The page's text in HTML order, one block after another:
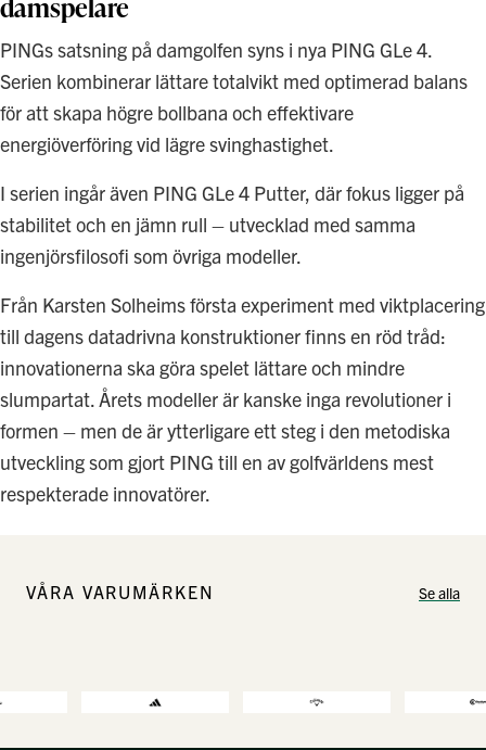
PINGs satsning på damgolfen syns i nya PING GLe 4.
Serien kombinerar lättare totalvikt med optimerad balans
för att skapa högre bollbana och effektivare
energiöverföring vid lägre svinghastighet.
I serien ingår även PING GLe 4 Putter, där fokus ligger på
stabilitet och en jämn rull – utvecklad med samma
ingenjörsfilosofi som övriga modeller.
Från Karsten Solheims första experiment med viktplacering
till dagens datadrivna konstruktioner finns en röd tråd:
innovationerna ska göra spelet lättare och mindre
slumpartat. Årets modeller är kanske inga revolutioner i
formen – men de är ytterligare ett steg i den metodiska
utveckling som gjort PING till en av golfvärldens mest
respekterade innovatörer.
VÅRA VARUMÄRKEN Se alla